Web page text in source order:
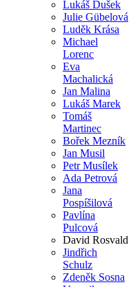
Lukáš Dušek
Julie Gübelová
Luděk Krása
Michael
Lorenc
Eva
Machalická
Jan Malina
Lukáš Marek
Tomáš
Martinec
Bořek Mezník
Jan Musil
Petr Musílek
Ada Petrová
Jana
Pospíšilová
Pavlína
Pulcová
David Rosvald
Jindřich
Schulz
Zdeněk Sosna